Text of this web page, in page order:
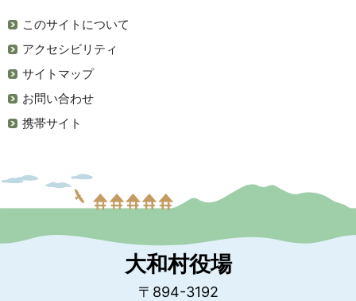
このサイトについて
アクセシビリティ
サイトマップ
お問い合わせ
携帯サイト
大和村役場
〒894-3192